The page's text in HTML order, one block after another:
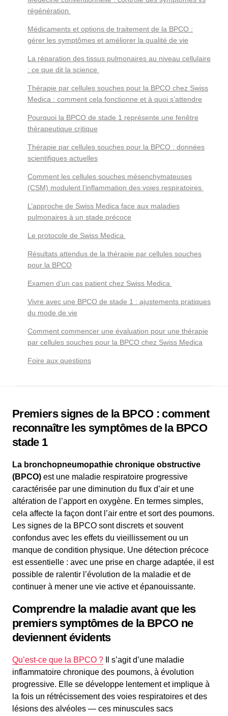
Premiers signes de la BPCO : comment
reconnaître les symptômes de la BPCO
stade 1
La bronchopneumopathie chronique obstructive
(BPCO) est une maladie respiratoire progressive
caractérisée par une diminution du flux d’air et une
altération de l’apport en oxygène. En termes simples,
cela affecte la façon dont l’air entre et sort des poumons.
Les signes de la BPCO sont discrets et souvent
confondus avec les effets du vieillissement ou un
manque de condition physique. Une détection précoce
est essentielle : avec une prise en charge adaptée, il est
possible de ralentir l’évolution de la maladie et de
continuer à mener une vie active et épanouissante.
Comprendre la maladie avant que les
premiers symptômes de la BPCO ne
deviennent évidents
Qu’est-ce que la BPCO ? Il s’agit d’une maladie
inflammatoire chronique des poumons, à évolution
progressive. Elle se développe lentement et implique à
la fois un rétrécissement des voies respiratoires et des
lésions des alvéoles — ces minuscules sacs
régénération
Médicaments et options de traitement de la BPCO :
gérer les symptômes et améliorer la qualité de vie
La réparation des tissus pulmonaires au niveau cellulaire
: ce que dit la science
Thérapie par cellules souches pour la BPCO chez Swiss
Medica : comment cela fonctionne et à quoi s’attendre
Pourquoi la BPCO de stade 1 représente une fenêtre
thérapeutique critique
Thérapie par cellules souches pour la BPCO : données
scientifiques actuelles
Comment les cellules souches mésenchymateuses
(CSM) modulent l’inflammation des voies respiratoires
L’approche de Swiss Medica face aux maladies
pulmonaires à un stade précoce
Le protocole de Swiss Medica
Résultats attendus de la thérapie par cellules souches
pour la BPCO
Examen d’un cas patient chez Swiss Medica
Vivre avec une BPCO de stade 1 : ajustements pratiques
du mode de vie
Comment commencer une évaluation pour une thérapie
par cellules souches pour la BPCO chez Swiss Medica
Foire aux questions